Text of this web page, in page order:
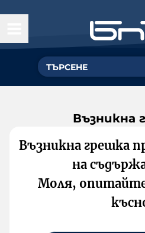
Възникна
Възникна грешка
на
Моля,